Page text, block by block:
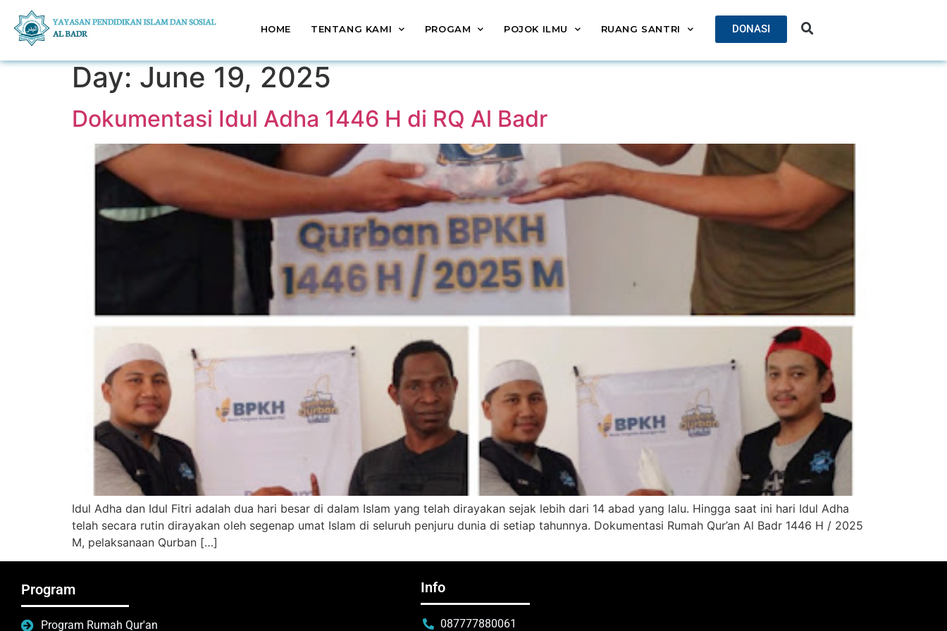
HOME TENTANG KAMI PROGAM POJOK ILMU RUANG SANTRI DONASI
Day: June 19, 2025
Dokumentasi Idul Adha 1446 H di RQ Al Badr
Idul Adha dan Idul Fitri adalah dua hari besar di dalam Islam yang telah dirayakan sejak lebih dari 14 abad yang lalu. Hingga saat ini hari Idul Adha
telah secara rutin dirayakan oleh segenap umat Islam di seluruh penjuru dunia di setiap tahunnya. Dokumentasi Rumah Qur’an Al Badr 1446 H / 2025
M, pelaksanaan Qurban […]
Program
Program Rumah Qur'an
Info
087777880061